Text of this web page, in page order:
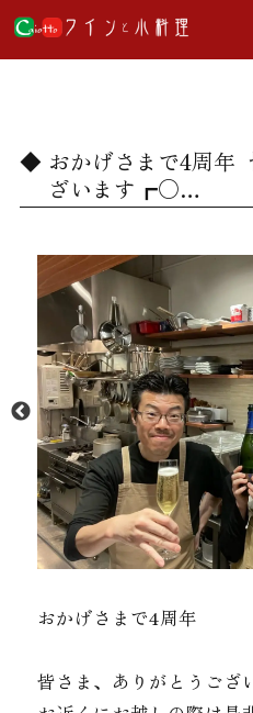
おかげさまで4周年
ざいます┏○…
おかげさまで4周年
皆さま、ありがとうご